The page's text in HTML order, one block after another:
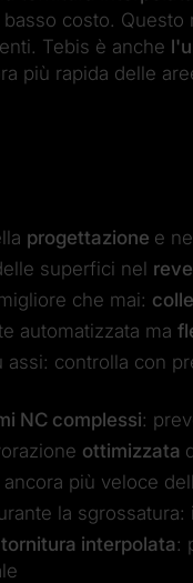
costo.
Tebis è anche
più rapida delle
progettazione e
superfici nel
che mai:
automatizzata ma
assi: controlla con
NC complessi:
ottimizzata
più veloce
la
tornitura interpolata: